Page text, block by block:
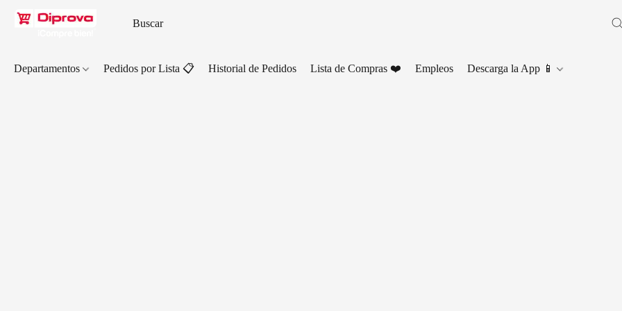
Departamentos Pedidos por Lista 📋 Historial de Pedidos Lista de Compras ❤️ Empleos Descarga la App 📱